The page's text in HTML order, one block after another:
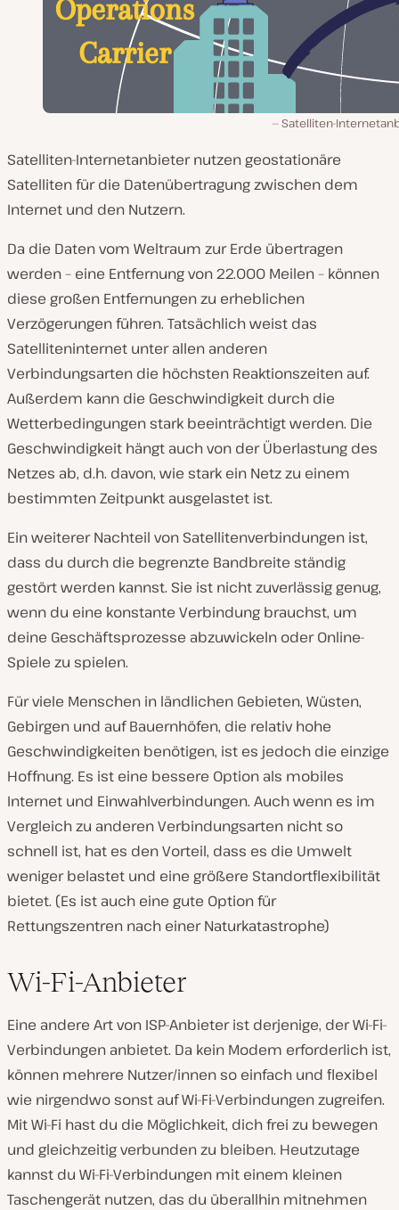
Satelliten-
Satelliten-Internetanbieter nutzen geostationäre
Satelliten für die Datenübertragung zwischen dem
Internet und den Nutzern.
Da die Daten vom Weltraum zur Erde übertragen
werden – eine Entfernung von 22.000 Meilen – können
diese großen Entfernungen zu erheblichen
Verzögerungen führen. Tatsächlich weist das
Satelliteninternet unter allen anderen
Verbindungsarten die höchsten Reaktionszeiten auf.
Außerdem kann die Geschwindigkeit durch die
Wetterbedingungen stark beeinträchtigt werden. Die
Geschwindigkeit hängt auch von der Überlastung des
Netzes ab, d.h. davon, wie stark ein Netz zu einem
bestimmten Zeitpunkt ausgelastet ist.
Ein weiterer Nachteil von Satellitenverbindungen ist,
dass du durch die begrenzte Bandbreite ständig
gestört werden kannst. Sie ist nicht zuverlässig genug,
wenn du eine konstante Verbindung brauchst, um
deine Geschäftsprozesse abzuwickeln oder Online-
Spiele zu spielen.
Für viele Menschen in ländlichen Gebieten, Wüsten,
Gebirgen und auf Bauernhöfen, die relativ hohe
Geschwindigkeiten benötigen, ist es jedoch die einzige
Hoffnung. Es ist eine bessere Option als mobiles
Internet und Einwahlverbindungen. Auch wenn es im
Vergleich zu anderen Verbindungsarten nicht so
schnell ist, hat es den Vorteil, dass es die Umwelt
weniger belastet und eine größere Standortflexibilität
bietet. (Es ist auch eine gute Option für
Rettungszentren nach einer Naturkatastrophe)
Wi-Fi-Anbieter
Eine andere Art von ISP-Anbieter ist derjenige, der Wi-Fi-
Verbindungen anbietet. Da kein Modem erforderlich ist,
können mehrere Nutzer/innen so einfach und flexibel
wie nirgendwo sonst auf Wi-Fi-Verbindungen zugreifen.
Mit Wi-Fi hast du die Möglichkeit, dich frei zu bewegen
und gleichzeitig verbunden zu bleiben. Heutzutage
kannst du Wi-Fi-Verbindungen mit einem kleinen
Taschengerät nutzen, das du überallhin mitnehmen